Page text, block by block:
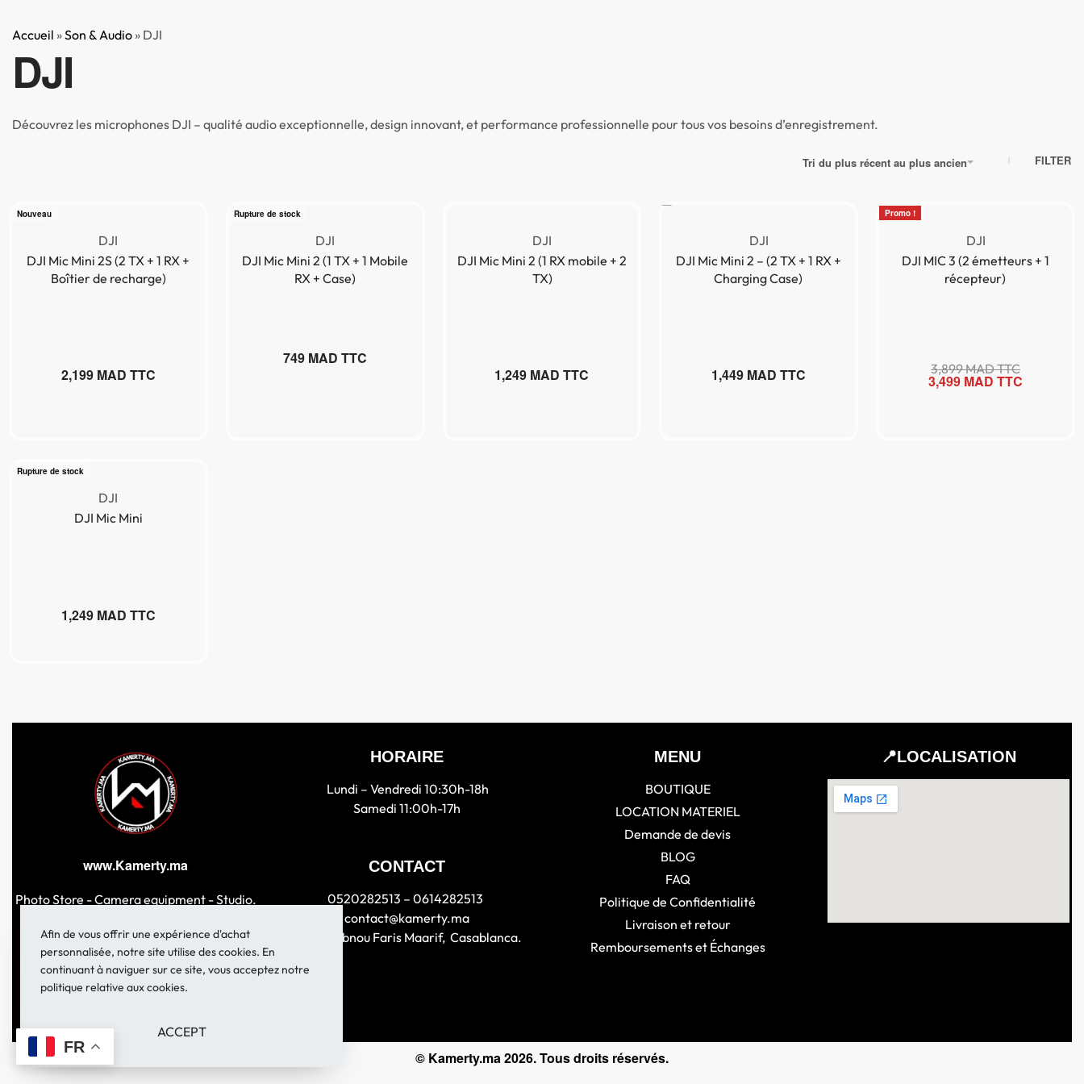
Accueil »Son & Audio » DJI
DJI
Découvrez les microphones DJI – qualité audio exceptionnelle, design innovant, et performance professionnelle pour tous vos besoins d’enregistrement.
Tri du plus récent au plus ancien FILTER
NEW!!
Nouveau
DJI
DJI Mic Mini 2S (2 TX + 1 RX +
Boîtier de recharge)
2,199 MAD TTC
NEW IN STOCK!
Rupture de stock
DJI
DJI Mic Mini 2 (1 TX + 1 Mobile
RX + Case)
749 MAD TTC
DJI
DJI Mic Mini 2 (1 RX mobile + 2
TX)
1,249 MAD TTC
DJI
DJI Mic Mini 2 – (2 TX + 1 RX +
Charging Case)
1,449 MAD TTC
Promo !
DJI
DJI MIC 3 (2 émetteurs + 1
récepteur)
3,899MAD TTC
3,499 MAD TTC
BEST SELLER!
Rupture de stock
DJI
DJI Mic Mini
1,249 MAD TTC
www.Kamerty.ma
Photo Store - Camera equipment - Studio.
HORAIRE
Lundi – Vendredi 10:30h-18h
Samedi 11:00h-17h
CONTACT
0520282513 – 0614282513
contact@kamerty.ma
149 Rue Ibnou Faris Maarif, Casablanca.
MENU
BOUTIQUE
LOCATION MATERIEL
Demande de devis
BLOG
FAQ
Politique de Confidentialité
Livraison et retour
Remboursements et Échanges
📍LOCALISATION
© Kamerty.ma 2026. Tous droits réservés.
Afin de vous offrir une expérience d'achat
personnalisée, notre site utilise des cookies. En
continuant à naviguer sur ce site, vous acceptez notre
politique relative aux cookies.
ACCEPT
FR